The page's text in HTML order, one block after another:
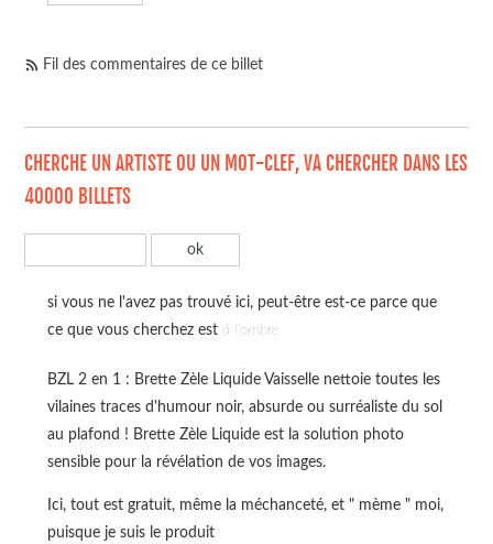
Fil des commentaires de ce billet
CHERCHE UN ARTISTE OU UN MOT-CLEF, VA CHERCHER DANS LES
40000 BILLETS
si vous ne l'avez pas trouvé ici, peut-être est-ce parce que
ce que vous cherchez est à l'ombre
BZL 2 en 1 : Brette Zèle Liquide Vaisselle nettoie toutes les
vilaines traces d'humour noir, absurde ou surréaliste du sol
au plafond ! Brette Zèle Liquide est la solution photo
sensible pour la révélation de vos images.
Ici, tout est gratuit, même la méchanceté, et " mème " moi,
puisque je suis le produit